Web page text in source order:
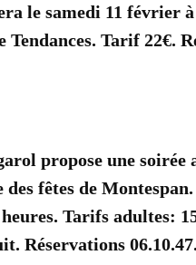
le samedi 11 février
Tarif 22€.
propose une soirée
fêtes de
Tarifs adultes:
Réservations